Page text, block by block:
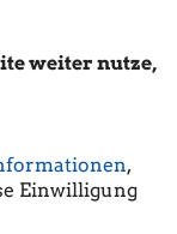
weiter nutze,
,
Einwilligung
Die
statt,
» Zehn
»
»
»
» PIR-
» ATX
»
» Wiener
» ATX-